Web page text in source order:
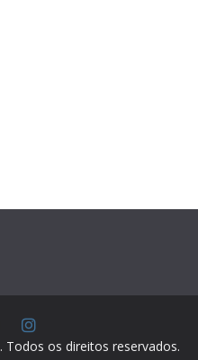
. Todos os direitos reservados.